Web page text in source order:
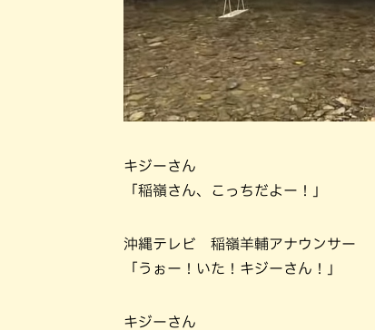
キジーさん
「稲嶺さん、こっちだよー！」
沖縄テレビ 稲嶺羊輔アナウンサー
「うぉー！いた！キジーさん！」
キジーさん